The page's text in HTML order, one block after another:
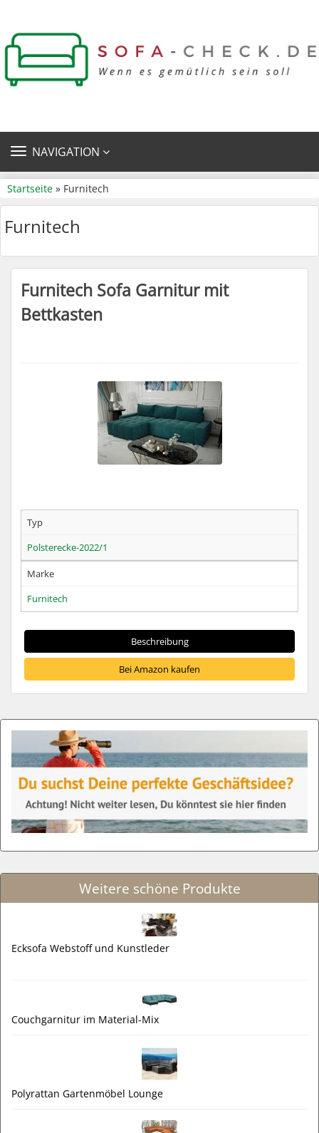
TOGGLE
NAVIGATION
Startseite » Furnitech
Furnitech
Furnitech Sofa Garnitur mit
Bettkasten
Typ
Polsterecke-2022/1
Marke
Furnitech
Beschreibung
Bei Amazon kaufen
Weitere schöne Produkte
Ecksofa Webstoff und Kunstleder
Couchgarnitur im Material-Mix
Polyrattan Gartenmöbel Lounge